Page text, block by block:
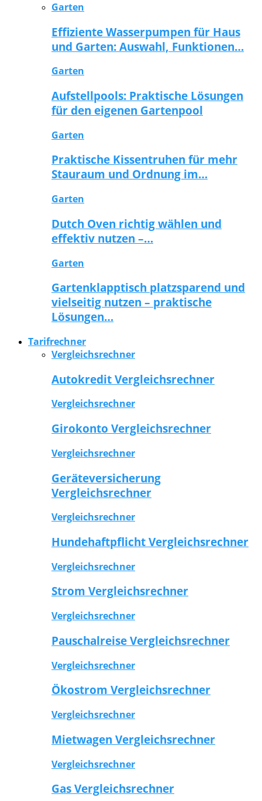
Garten
Effiziente Wasserpumpen für Haus
und Garten: Auswahl, Funktionen…
Garten
Aufstellpools: Praktische Lösungen
für den eigenen Gartenpool
Garten
Praktische Kissentruhen für mehr
Stauraum und Ordnung im…
Garten
Dutch Oven richtig wählen und
effektiv nutzen –…
Garten
Gartenklapptisch platzsparend und
vielseitig nutzen – praktische
Lösungen…
Tarifrechner
Vergleichsrechner
Autokredit Vergleichsrechner
Vergleichsrechner
Girokonto Vergleichsrechner
Vergleichsrechner
Geräteversicherung
Vergleichsrechner
Vergleichsrechner
Hundehaftpflicht Vergleichsrechner
Vergleichsrechner
Strom Vergleichsrechner
Vergleichsrechner
Pauschalreise Vergleichsrechner
Vergleichsrechner
Ökostrom Vergleichsrechner
Vergleichsrechner
Mietwagen Vergleichsrechner
Vergleichsrechner
Gas Vergleichsrechner